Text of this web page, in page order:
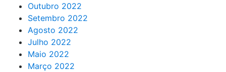
Outubro 2022
Setembro 2022
Agosto 2022
Julho 2022
Maio 2022
Março 2022